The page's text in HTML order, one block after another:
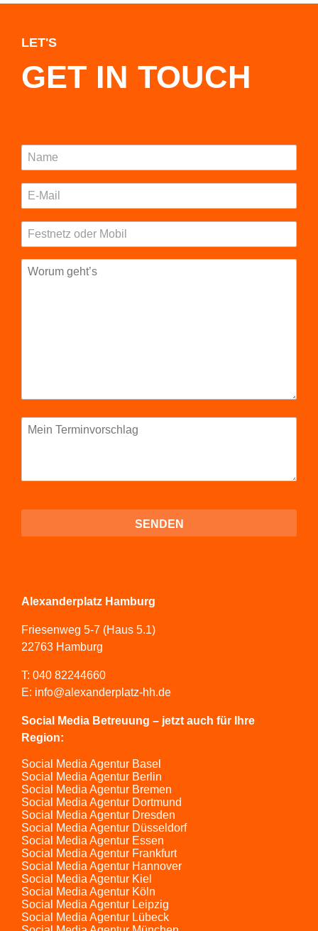
LET'S
GET IN TOUCH
Alexanderplatz Hamburg
Friesenweg 5-7 (Haus 5.1)
22763 Hamburg
T: 040 82244660
E: info@alexanderplatz-hh.de
Social Media Betreuung – jetzt auch für Ihre
Region:
Social Media Agentur Basel
Social Media Agentur Berlin
Social Media Agentur Bremen
Social Media Agentur Dortmund
Social Media Agentur Dresden
Social Media Agentur Düsseldorf
Social Media Agentur Essen
Social Media Agentur Frankfurt
Social Media Agentur Hannover
Social Media Agentur Kiel
Social Media Agentur Köln
Social Media Agentur Leipzig
Social Media Agentur Lübeck